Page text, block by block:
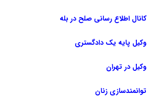
کانال اطلاع رسانی صلح در بله
وکیل پایه یک دادگستری
وکیل در تهران
توانمندسازی زنان